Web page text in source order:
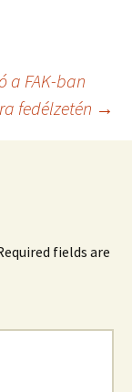
a FAK-ban
fedélzetén →
fields are